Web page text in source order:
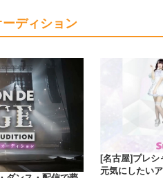
ディション
[名古屋]プレ
元気にしたい